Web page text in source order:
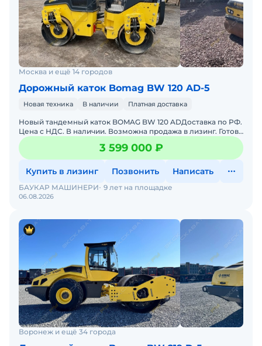
Москва и ещё 14 городов
Дорожный каток Bomag BW 120 AD-5
Новая техника В наличии Платная доставка
Новый тандемный каток BOMAG BW 120 ADДоставка по РФ.
Цена с НДС. В наличии. Возможна продажа в лизинг. Готова
3 599 000 ₽
Купить в лизинг Позвонить Написать
06.08.2026
БАУКАР МАШИНЕРИ 9 лет на площадке
Воронеж и ещё 34 города